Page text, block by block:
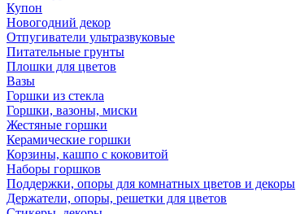
Купон
Новогодний декор
Отпугиватели ультразвуковые
Питательные грунты
Плошки для цветов
Вазы
Горшки из стекла
Горшки, вазоны, миски
Жестяные горшки
Керамические горшки
Корзины, кашпо с коковитой
Наборы горшков
Поддержки, опоры для комнатных цветов и декоры
Держатели, опоры, решетки для цветов